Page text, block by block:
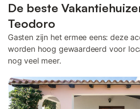
De beste
Teodoro
Gasten zijn het ermee eens: deze
worden hoog gewaardeerd voor
nog veel meer.